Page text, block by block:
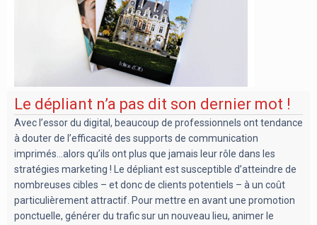
Le dépliant n’a pas dit son dernier mot !
Avec l’essor du digital, beaucoup de professionnels ont tendance
à douter de l’efficacité des supports de communication
imprimés…alors qu’ils ont plus que jamais leur rôle dans les
stratégies marketing ! Le dépliant est susceptible d’atteindre de
nombreuses cibles – et donc de clients potentiels – à un coût
particulièrement attractif. Pour mettre en avant une promotion
ponctuelle, générer du trafic sur un nouveau lieu, animer le